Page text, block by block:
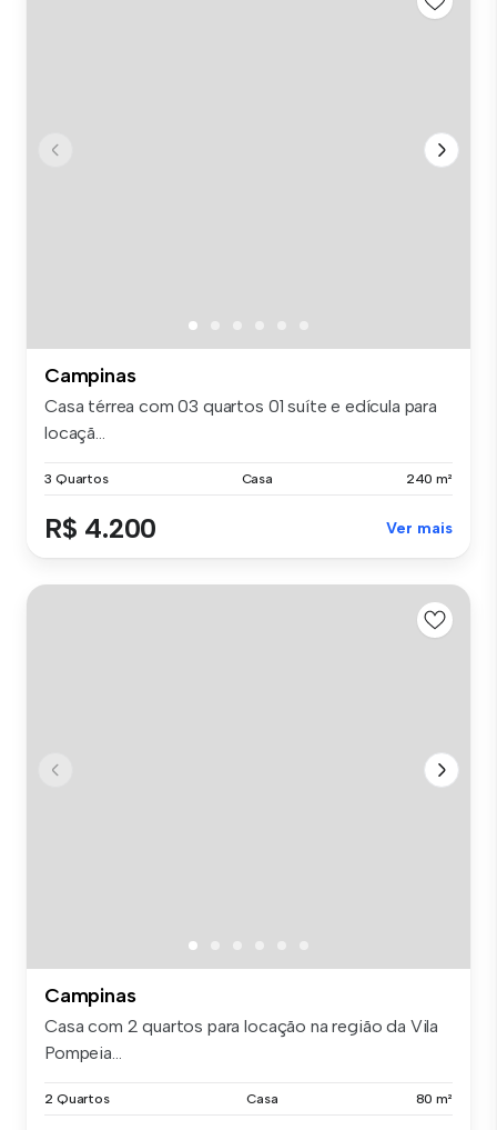
Campinas
Casa térrea com 03 quartos 01 suíte e edícula para
locaçã...
3 Quartos Casa 240 m²
R$ 4.200 Ver mais
Campinas
Casa com 2 quartos para locação na região da Vila
Pompeia...
2 Quartos Casa 80 m²